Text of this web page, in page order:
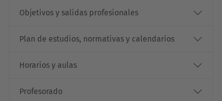
Objetivos y salidas profesionales
Plan de estudios, normativas y calendarios
Horarios y aulas
Profesorado